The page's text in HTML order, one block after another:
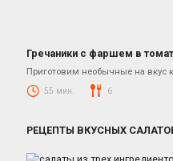
Котлеты из фарша свинины и
Гречаники с фаршем в
Приготовим необычные на вкус
55 мин. 6
РЕЦЕПТЫ ВКУСНЫХ